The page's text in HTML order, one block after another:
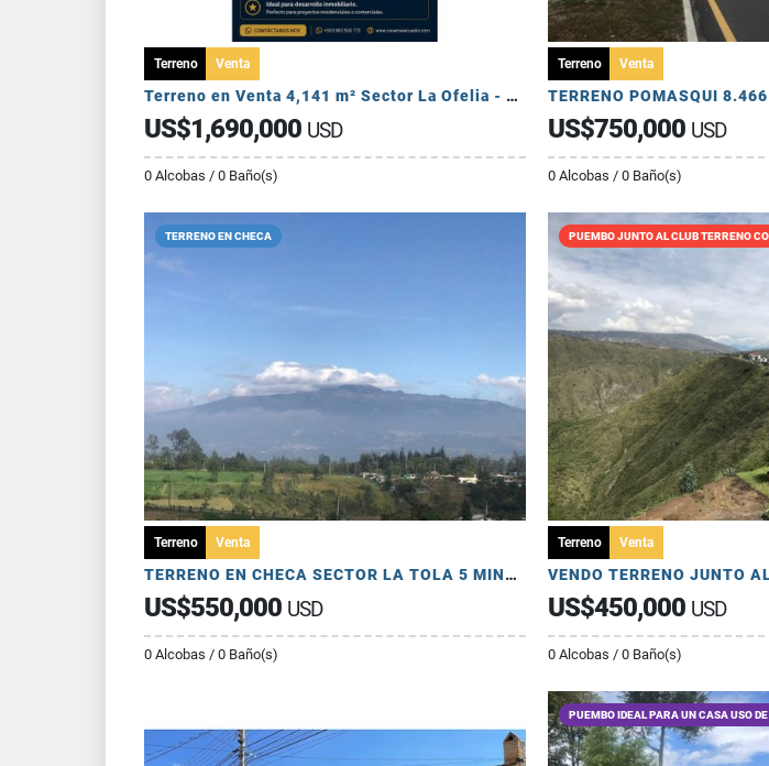
Terreno Venta
Terreno en Venta 4,141 m² Sector La Ofelia - Av. Diego Vásquez Cepeda.
US$1,690,000 USD
0 Alcobas / 0 Baño(s)
Terreno Venta
US$750,000 USD
0 Alcobas / 0 Baño(s)
TERRENO EN CHECA
Terreno Venta
TERRENO EN CHECA SECTOR LA TOLA 5 MINUTOS DE LA PANAMERICANA
US$550,000 USD
0 Alcobas / 0 Baño(s)
PUEMBO JUNTO AL CLUB TERRENO
Terreno Venta
US$450,000 USD
0 Alcobas / 0 Baño(s)
PUEMBO IDEAL PARA UN CASA USO